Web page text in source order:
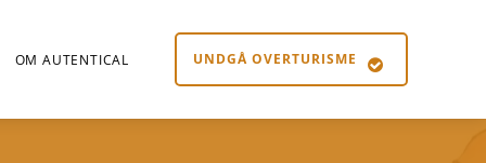
UNDGÅ OVERTURISME
OM AUTENTICAL